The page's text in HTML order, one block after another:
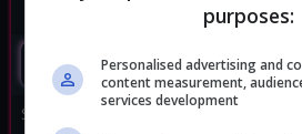
SEGUIMI
Sviluppatore:
purposes:
Personalised advertising and
content measurement,
services development